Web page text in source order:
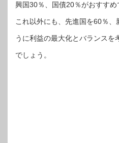
興国30％、国債20％がおすすめ
これ以外にも、先進国を60％
うに利益の最大化とバランスを
でしょう。